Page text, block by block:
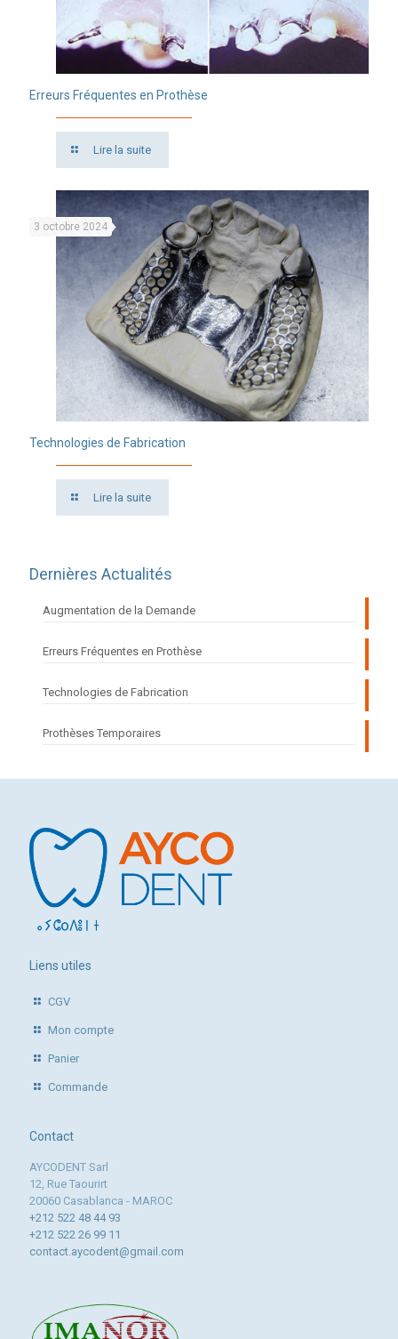
Erreurs Fréquentes en Prothèse
Lire la suite
3 octobre 2024
Technologies de Fabrication
Lire la suite
Dernières Actualités
Augmentation de la Demande
Erreurs Fréquentes en Prothèse
Technologies de Fabrication
Prothèses Temporaires
Liens utiles
CGV
Mon compte
Panier
Commande
Contact
AYCODENT Sarl
12, Rue Taourirt
20060 Casablanca - MAROC
+212 522 48 44 93
+212 522 26 99 11
contact.aycodent@gmail.com